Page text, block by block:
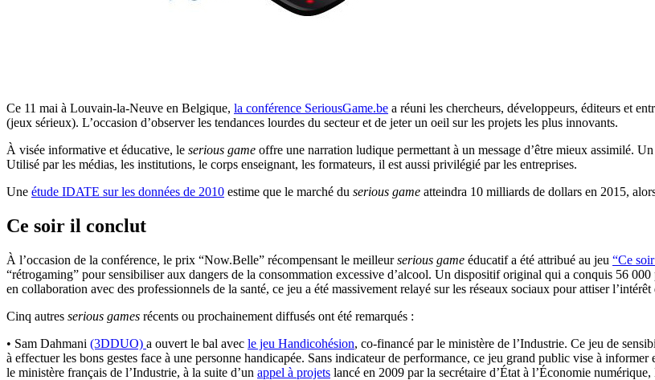
Ce 11 mai à Louvain-la-Neuve en Belgique, la conférence SeriousGame.be a réuni les chercheurs, développeurs, éditeurs et
(jeux sérieux). L’occasion d’observer les tendances lourdes du secteur et de jeter un oeil sur les projets les plus innovants.
À visée informative et éducative, le serious game offre une narration ludique permettant à un message d’être mieux assimilé.
Utilisé par les médias, les institutions, le corps enseignant, les formateurs, il est aussi privilégié par les entreprises.
Une étude IDATE sur les données de 2010 estime que le marché du serious game atteindra 10 milliards de dollars en 2015,
Ce soir il conclut
À l’occasion de la conférence, le prix “Now.Belle” récompensant le meilleurserious game éducatif a été attribué au jeu “Ce
“rétrogaming” pour sensibiliser aux dangers de la consommation excessive d’alcool. Un dispositif original qui a conquis 56
en collaboration avec des professionnels de la santé, ce jeu a été massivement relayé sur les réseaux sociaux pour attiser
Cinq autres serious games récents ou prochainement diffusés ont été remarqués :
• Sam Dahmani (3DDUO) a ouvert le bal avec le jeu Handicohésion, co-financé par le ministère de l’Industrie. Ce jeu de
à effectuer les bons gestes face à une personne handicapée. Sans indicateur de performance, ce jeu grand public vise à
le ministère français de l’Industrie, à la suite d’un appel à projets lancé en 2009 par la secrétaire d’État à l’Économie